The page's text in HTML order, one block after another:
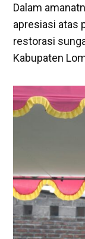
Dalam
apresiasi atas
restorasi
Kabupaten